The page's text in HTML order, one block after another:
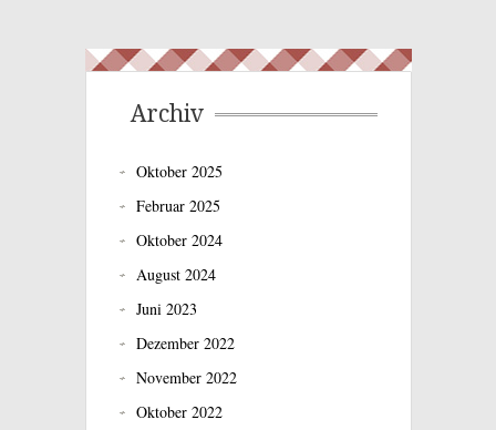
Archiv
Oktober 2025
Februar 2025
Oktober 2024
August 2024
Juni 2023
Dezember 2022
November 2022
Oktober 2022